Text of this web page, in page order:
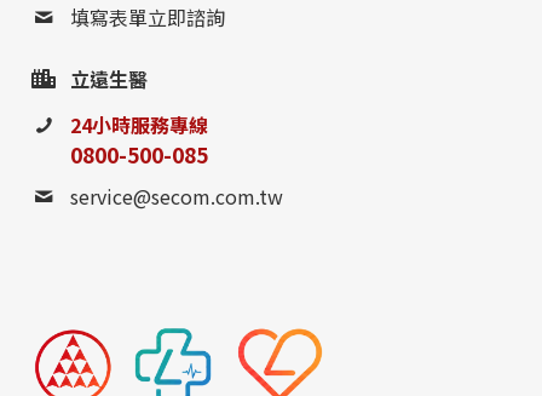
0800-885-095
請至聯絡我們填寫表單，
填寫表單立即諮詢
立遠生醫
24小時服務專線
0800-500-085
service@secom.com.tw